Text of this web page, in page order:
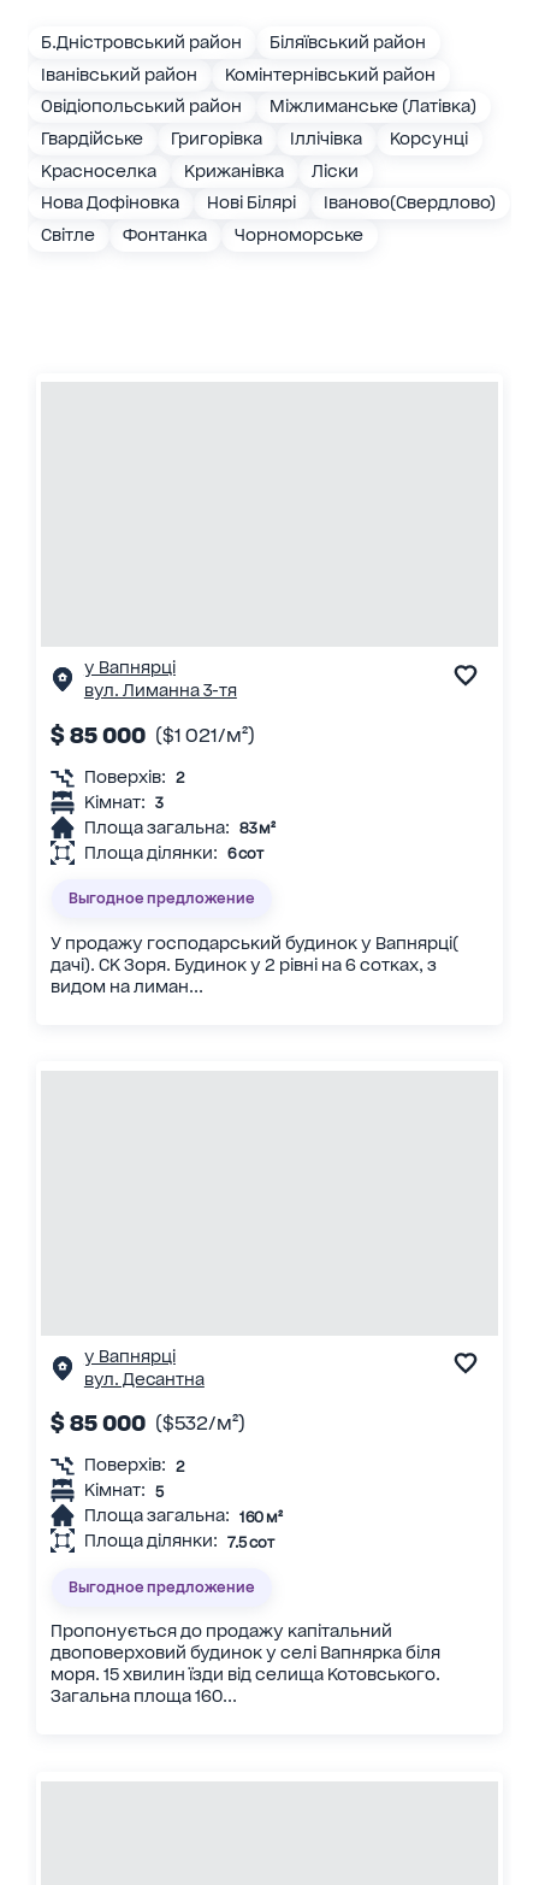
Б.Дністровський район
Біляївський район
Іванівський район
Комінтернівський район
Овідіопольський район
Міжлиманське (Латівка)
Гвардійське
Григорівка Іллічівка
Корсунці
Красноселка
Крижанівка
Ліски
Нова Дофіновка
Нові Білярі
Іваново(Свердлово)
Світле
Фонтанка Чорноморське
у Вапнярці
вул. Лиманна 3-тя
$ 85 000 ($1 021/м²)
Поверхів: 2
Кімнат: 3
Площа загальна: 83 м²
Площа ділянки: 6 сот
Выгодное предложение
У продажу господарський будинок у Вапнярці(
дачі). СК Зоря. Будинок у 2 рівні на 6 сотках, з
видом на лиман...
у Вапнярці
вул. Десантна
$ 85 000 ($532/м²)
Поверхів: 2
Кімнат: 5
Площа загальна: 160 м²
Площа ділянки: 7.5 сот
Выгодное предложение
Пропонується до продажу капітальний
двоповерховий будинок у селі Вапнярка біля
моря. 15 хвилин їзди від селища Котовського.
Загальна площа 160...